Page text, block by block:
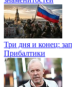
Три дня и конец:
Прибалтики